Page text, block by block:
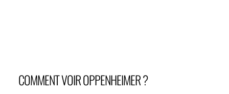
COMMENT VOIR OPPENHEIMER ?